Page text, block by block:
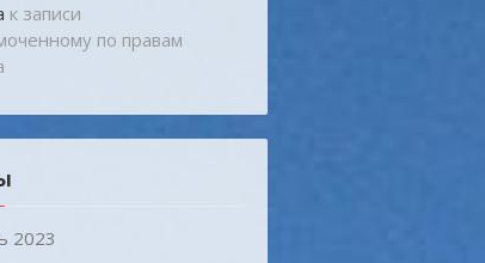
к записи
по правам
2023